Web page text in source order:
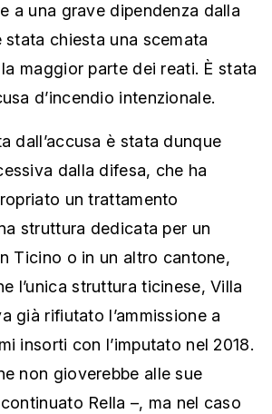
a una grave dipendenza dalla
stata chiesta una scemata
maggior parte dei reati. È stata
d’incendio intenzionale.
dall’accusa è stata dunque
dalla difesa, che ha
un trattamento
struttura dedicata per un
Ticino o in un altro cantone,
l’unica struttura ticinese, Villa
già rifiutato l’ammissione a
insorti con l’imputato nel 2018.
non gioverebbe alle sue
Rella –, ma nel caso